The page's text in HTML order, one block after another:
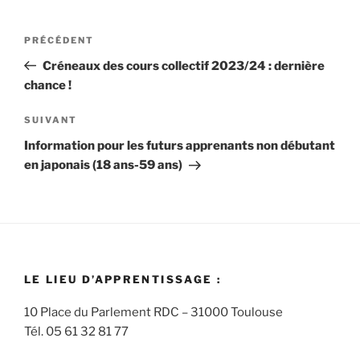
Navigation
l’article
Article
précédent
PRÉCÉDENT
Créneaux des cours collectif 2023/24 : dernière
chance !
Article
suivant
SUIVANT
Information pour les futurs apprenants non débutant
en japonais (18 ans-59 ans)
LE LIEU D’APPRENTISSAGE :
10 Place du Parlement RDC – 31000 Toulouse
Tél. 05 61 32 81 77